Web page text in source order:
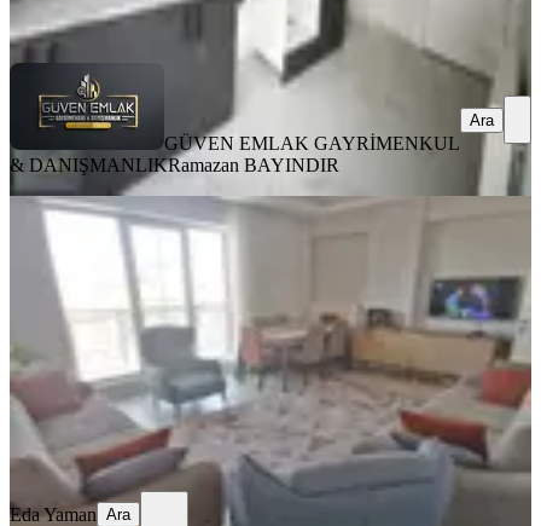
Ara
GÜVEN EMLAK GAYRİMENKUL
& DANIŞMANLIKRamazan BAYINDIR
Ara
YENİ
Paşaköşkünde Satılık 3+1 Daire
3+1
·4. Kat ·04.08.2026
5.450.000 ₺
Eda Yaman
Ara
Eda Yaman Ara